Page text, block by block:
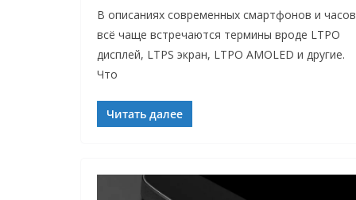
В описаниях современных смартфонов и часов
всё чаще встречаются термины вроде LTPO
дисплей, LTPS экран, LTPO AMOLED и другие.
Что
Читать далее